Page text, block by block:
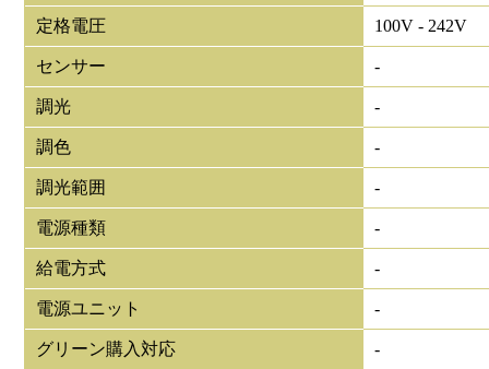
定格電圧 100V - 242V
センサー -
調光 -
調色 -
調光範囲 -
電源種類 -
給電方式 -
電源ユニット -
グリーン購入対応 -